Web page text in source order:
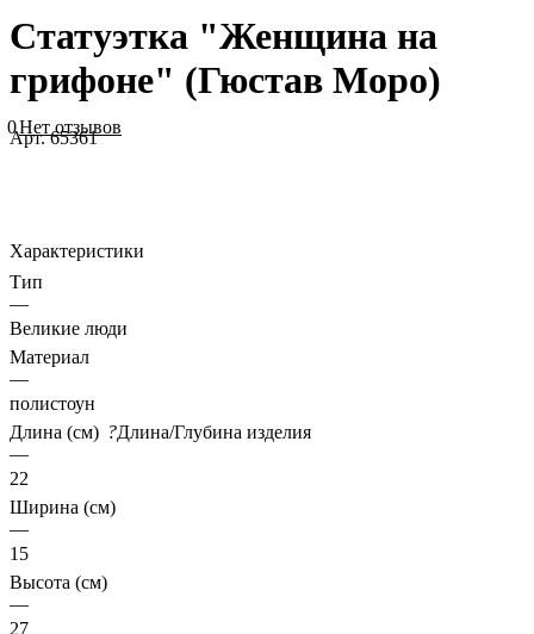
Статуэтка "Женщина на
грифоне" (Гюстав Моро)
0Нет отзывов
Арт.65361
Характеристики
Тип
—
Великие люди
Материал
—
полистоун
Длина (см) ?Длина/Глубина изделия
—
22
Ширина (см)
—
15
Высота (см)
—
27